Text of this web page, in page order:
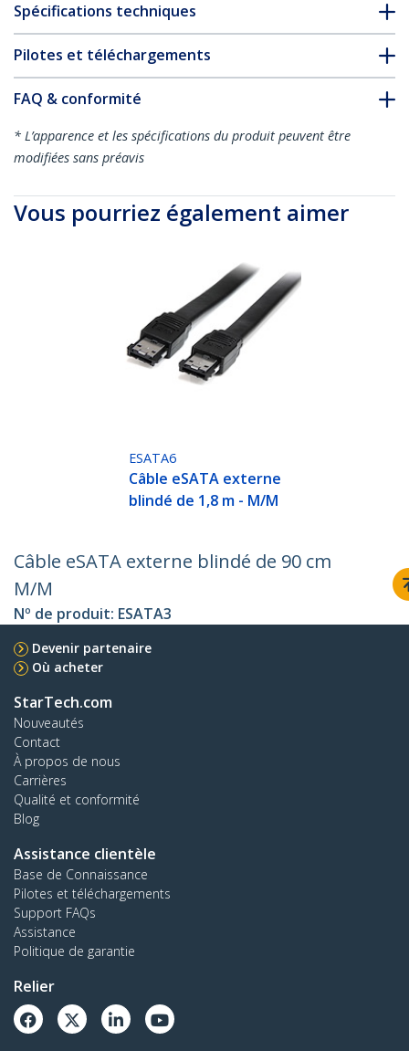
Spécifications techniques
Pilotes et téléchargements
FAQ & conformité
* L’apparence et les spécifications du produit peuvent être
modifiées sans préavis
Vous pourriez également aimer
ESATA6
Câble eSATA externe
blindé de 1,8 m - M/M
Câble eSATA externe blindé de 90 cm
M/M
Nº de produit: ESATA3
Devenir partenaire
Où acheter
StarTech.com
Nouveautés
Contact
À propos de nous
Carrières
Qualité et conformité
Blog
Assistance clientèle
Base de Connaissance
Pilotes et téléchargements
Support FAQs
Assistance
Politique de garantie
Relier